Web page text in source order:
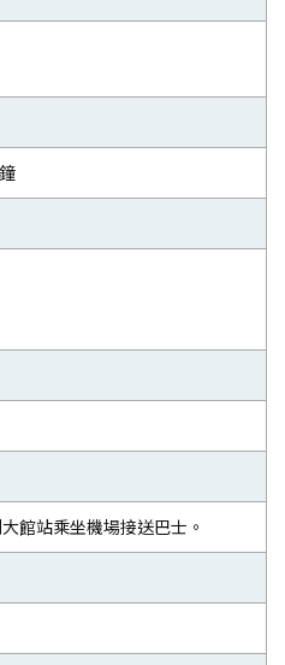
館站乘坐機場接送巴士。